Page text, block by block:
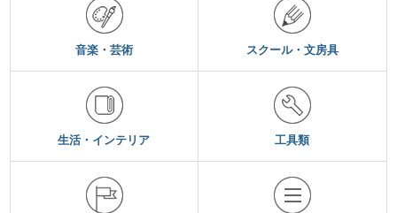
音楽・芸術 スクール・文房具
生活・インテリア 工具類